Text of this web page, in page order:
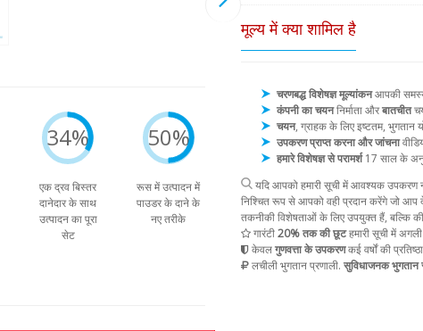
34%
एक द्रव बिस्तर
दानेदार के साथ
उत्पादन का पूरा
सेट
50%
रूस में उत्पादन में
पाउडर के दाने के
नए तरीके
मूल्य में क्या शामिल है
चरणबद्ध विशेषज्ञ मूल्यांकनआपकी
कंपनी का चयननिर्माता औरबातचीत
चयन, ग्राहक के लिए इष्टतम, भुगतान
उपकरण प्राप्त करना और जांचना
हमारे विशेषज्ञ से परामर्श17 साल के
यदि आपको हमारी सूची में आवश्यक उपकरण
निश्चित रूप से आपको वही प्रदान करेंगे जो
तकनीकी विशेषताओं के लिए उपयुक्त हैं, बल्कि
गारंटी20% तक की छूटहमारी सूची में
केवलगुणवत्ता के उपकरणकई वर्षों की
लचीली भुगतान प्रणाली. सुविधाजनक भुगतान